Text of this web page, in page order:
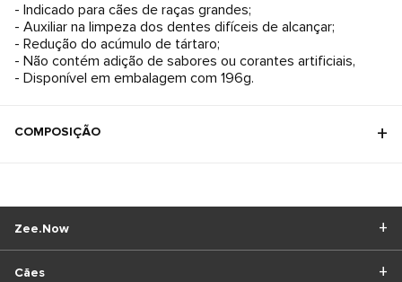
- Indicado para cães de raças grandes;
- Auxiliar na limpeza dos dentes difíceis de alcançar;
- Redução do acúmulo de tártaro;
- Não contém adição de sabores ou corantes artificiais,
- Disponível em embalagem com 196g.
COMPOSIÇÃO
Cães
Zee.Now